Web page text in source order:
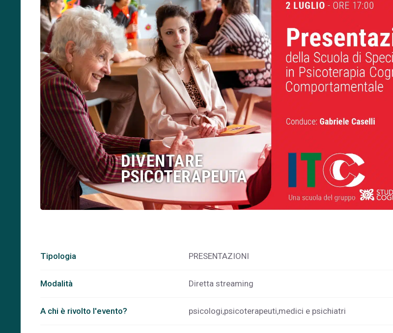
Tipologia PRESENTAZIONI
Modalità Diretta streaming
A chi è rivolto l'evento? psicologi,psicoterapeuti,medici e psichiatri